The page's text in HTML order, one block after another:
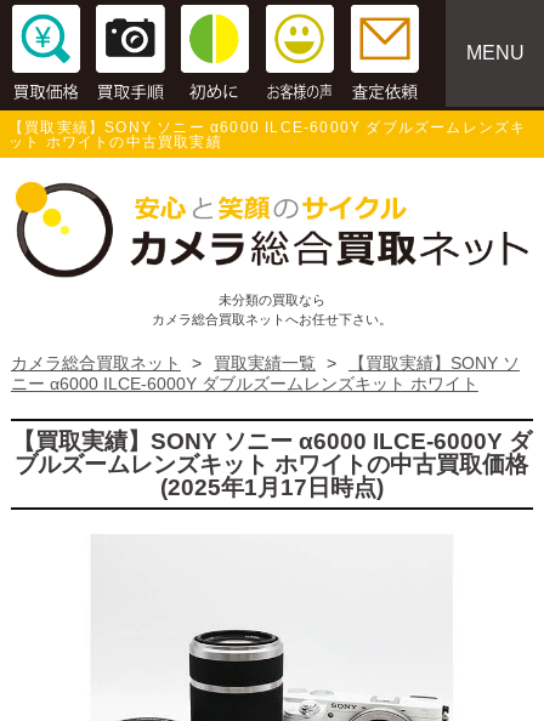
MENU
【買取実績】SONY ソニー α6000 ILCE-6000Y ダブルズームレンズキ
ット ホワイトの中古買取実績
未分類の買取なら
カメラ総合買取ネットへお任せ下さい。
カメラ総合買取ネット > 買取実績一覧 >
【買取実績】SONY ソ
ニー α6000 ILCE-6000Y ダブルズームレンズキット ホワイト
【買取実績】SONY ソニー α6000 ILCE-6000Y ダ
ブルズームレンズキット ホワイトの中古買取価格
(2025年1月17日時点)